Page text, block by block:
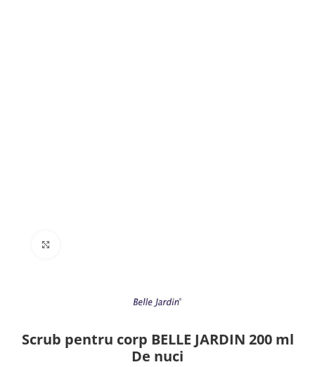
Scrub pentru corp BELLE JARDIN 200 ml
De nuci